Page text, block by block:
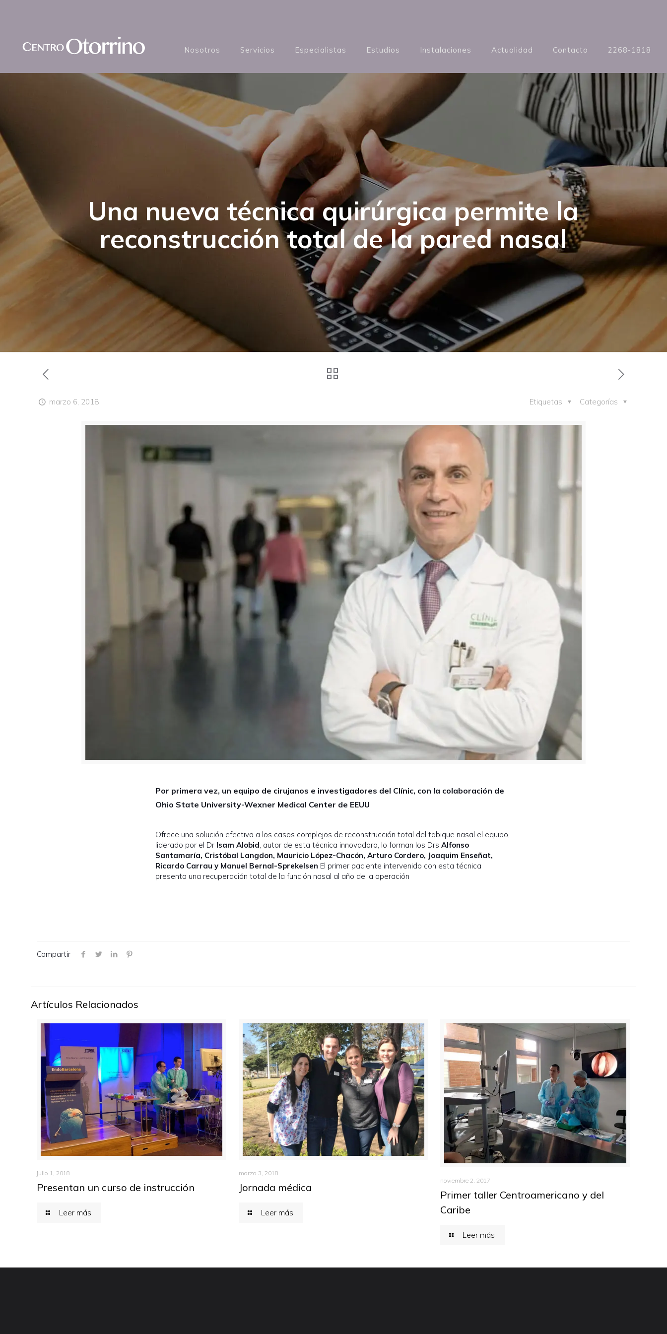
Nosotros Servicios Especialistas Estudios Instalaciones Actualidad Contacto 2268-1818
Una nueva técnica quirúrgica permite la
reconstrucción total de la pared nasal
marzo 6, 2018 Categorías
Etiquetas
Por primera vez, un equipo de cirujanos e investigadores del Clínic, con la colaboración de
Ohio State University-Wexner Medical Center de EEUU
Ofrece una solución efectiva a los casos complejos de reconstrucción total del tabique nasal el equipo,
liderado por el Dr Isam Alobid, autor de esta técnica innovadora, lo forman los Drs Alfonso
Santamaría, Cristóbal Langdon, Mauricio López-Chacón, Arturo Cordero, Joaquim Enseñat,
Ricardo Carrau y Manuel Bernal-Sprekelsen El primer paciente intervenido con esta técnica
presenta una recuperación total de la función nasal al año de la operación
Compartir
Artículos Relacionados
julio 1, 2018
Presentan un curso de instrucción
Leer más
marzo 3, 2018
Jornada médica
Leer más
noviembre 2, 2017
Primer taller Centroamericano y del
Caribe
Leer más